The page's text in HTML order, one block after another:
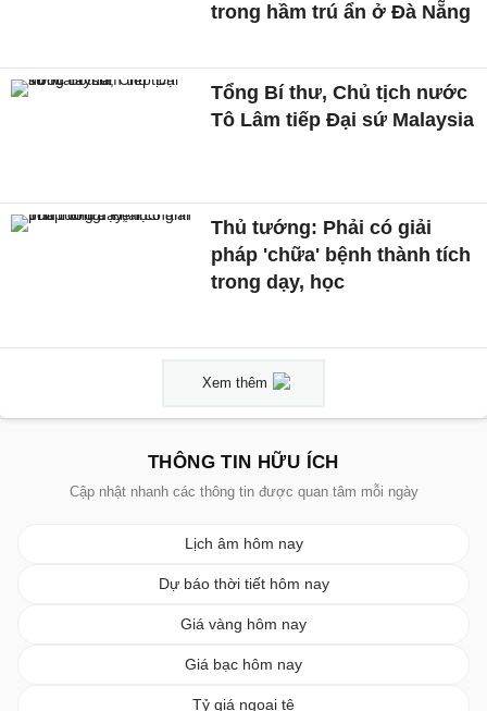
trong hầm trú ẩn ở Đà Nẵng
Tổng Bí thư, Chủ tịch nước
Tô Lâm tiếp Đại sứ Malaysia
Thủ tướng: Phải có giải
pháp 'chữa' bệnh thành tích
trong dạy, học
Xem thêm
THÔNG TIN HỮU ÍCH
Cập nhật nhanh các thông tin được quan tâm mỗi ngày
Lịch âm hôm nay
Dự báo thời tiết hôm nay
Giá vàng hôm nay
Giá bạc hôm nay
Tỷ giá ngoại tệ